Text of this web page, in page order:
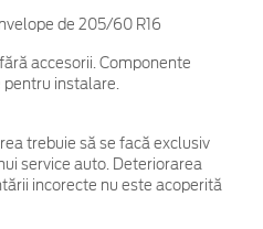
de 205/60 R16
accesorii. Componente
instalare.
trebuie să se facă exclusiv
service auto. Deteriorarea
incorecte nu este acoperită